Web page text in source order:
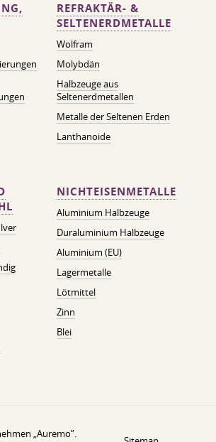
REFRAKTÄR- &
SELTENERDMETALLE
Wolfram
Molybdän
Halbzeuge aus
Seltenerdmetallen
Metalle der Seltenen Erden
Lanthanoide
NICHTEISENMETALLE
Aluminium Halbzeuge
Duraluminium Halbzeuge
Aluminium (EU)
Lagermetalle
Lötmittel
Zinn
Blei
„Auremo”.